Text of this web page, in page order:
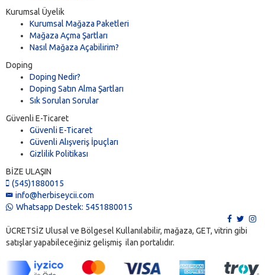
Kurumsal Üyelik
Kurumsal Mağaza Paketleri
Mağaza Açma Şartları
Nasıl Mağaza Açabilirim?
Doping
Doping Nedir?
Doping Satın Alma Şartları
Sık Sorulan Sorular
Güvenli E-Ticaret
Güvenli E-Ticaret
Güvenli Alışveriş İpuçları
Gizlilik Politikası
BİZE ULAŞIN
(545)1880015
info@herbiseycii.com
Whatsapp Destek: 5451880015
ÜCRETSİZ Ulusal ve Bölgesel Kullanılabilir, mağaza, GET, vitrin gibi
satışlar yapabileceğiniz gelişmiş ilan portalıdır.